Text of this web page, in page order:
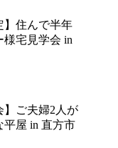
住んで半年
宅見学会 in
ご夫婦2人が
平屋 in 直方市